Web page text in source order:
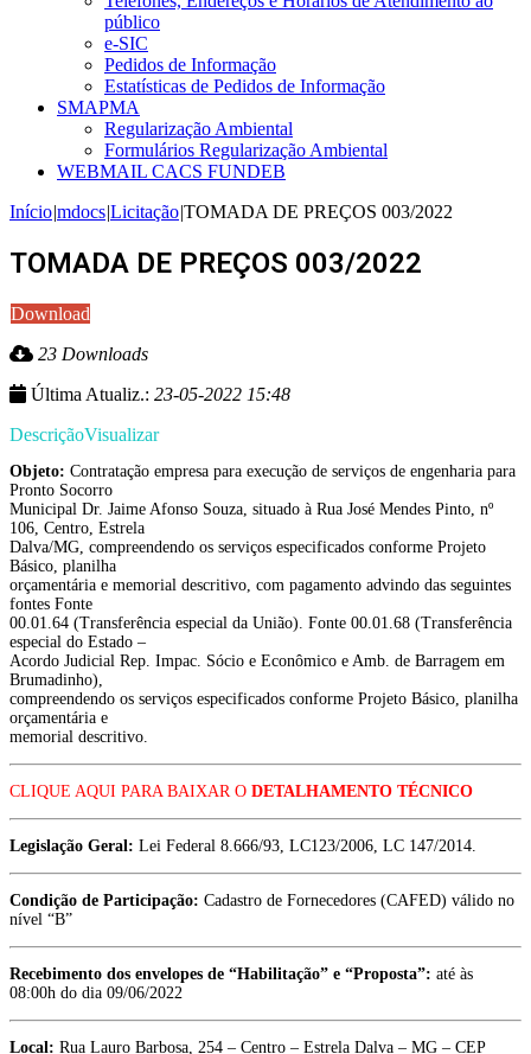
público
e-SIC
Pedidos de Informação
Estatísticas de Pedidos de Informação
SMAPMA
Regularização Ambiental
Formulários Regularização Ambiental
WEBMAIL CACS FUNDEB
Início|mdocs|Licitação|TOMADA DE PREÇOS 003/2022
TOMADA DE PREÇOS 003/2022
Download
23 Downloads
Última Atualiz.: 23-05-2022 15:48
DescriçãoVisualizar
Objeto: Contratação empresa para execução de serviços de engenharia para
Pronto Socorro
Municipal Dr. Jaime Afonso Souza, situado à Rua José Mendes Pinto, nº
106, Centro, Estrela
Dalva/MG, compreendendo os serviços especificados conforme Projeto
Básico, planilha
orçamentária e memorial descritivo, com pagamento advindo das seguintes
fontes Fonte
00.01.64 (Transferência especial da União). Fonte 00.01.68 (Transferência
especial do Estado –
Acordo Judicial Rep. Impac. Sócio e Econômico e Amb. de Barragem em
Brumadinho),
compreendendo os serviços especificados conforme Projeto Básico, planilha
orçamentária e
memorial descritivo.
CLIQUE AQUI PARA BAIXAR O DETALHAMENTO TÉCNICO
Legislação Geral: Lei Federal 8.666/93, LC123/2006, LC 147/2014.
Condição de Participação: Cadastro de Fornecedores (CAFED) válido no
nível “B”
Recebimento dos envelopes de “Habilitação” e “Proposta”: até às
08:00h do dia 09/06/2022
Local: Rua Lauro Barbosa, 254 – Centro – Estrela Dalva – MG – CEP